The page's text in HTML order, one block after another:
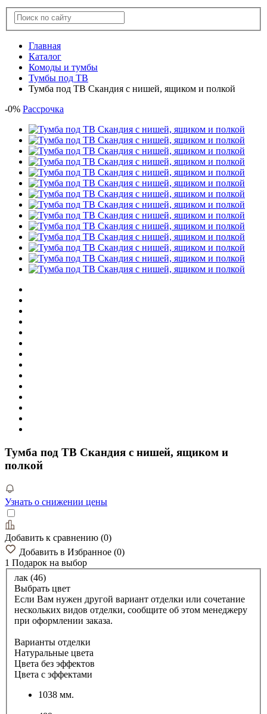
Главная
Каталог
Комоды и тумбы
Тумбы под ТВ
Тумба под ТВ Скандия с нишей, ящиком и полкой
-0% Рассрочка
Тумба под ТВ Скандия с нишей, ящиком и
полкой
Узнать о снижении цены
Добавить к сравнению (0)
Добавить в Избранное (0)
1 Подарок на выбор
лак (46)
Выбрать цвет
Если Вам нужен другой вариант отделки или сочетание
нескольких видов отделки, сообщите об этом менеджеру
при оформлении заказа.
Варианты отделки
Натуральные цвета
Цвета без эффектов
Цвета с эффектами
1038 мм.